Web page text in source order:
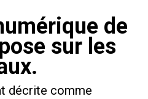
de
sur les
décrite comme